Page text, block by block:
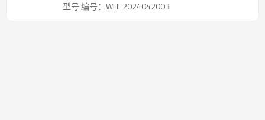
型号:编号：WHF2024042003